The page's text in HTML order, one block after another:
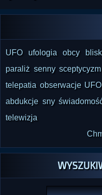
UFO ufologia obcy
paraliż senny sceptycyzm
telepatia obserwacje UFO
abdukcje sny
telewizja